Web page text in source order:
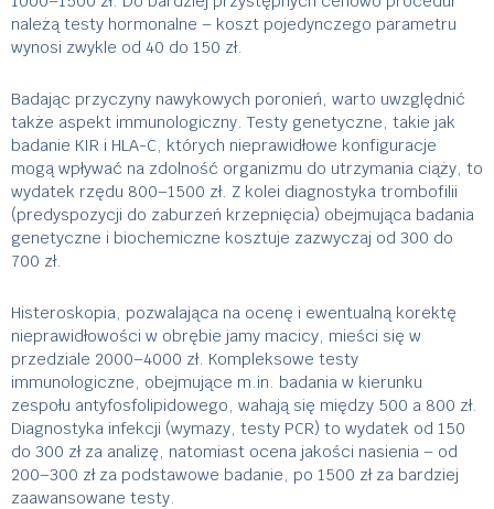
należą testy hormonalne – koszt pojedynczego parametru
wynosi zwykle od 40 do 150 zł.
Badając przyczyny nawykowych poronień, warto uwzględnić
także aspekt immunologiczny. Testy genetyczne, takie jak
badanie KIR i HLA-C, których nieprawidłowe konfiguracje
mogą wpływać na zdolność organizmu do utrzymania ciąży, to
wydatek rzędu 800–1500 zł. Z kolei diagnostyka trombofilii
(predyspozycji do zaburzeń krzepnięcia) obejmująca badania
genetyczne i biochemiczne kosztuje zazwyczaj od 300 do
700 zł.
Histeroskopia, pozwalająca na ocenę i ewentualną korektę
nieprawidłowości w obrębie jamy macicy, mieści się w
przedziale 2000–4000 zł. Kompleksowe testy
immunologiczne, obejmujące m.in. badania w kierunku
zespołu antyfosfolipidowego, wahają się między 500 a 800 zł.
Diagnostyka infekcji (wymazy, testy PCR) to wydatek od 150
do 300 zł za analizę, natomiast ocena jakości nasienia – od
200–300 zł za podstawowe badanie, po 1500 zł za bardziej
zaawansowane testy.